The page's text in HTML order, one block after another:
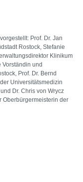
Prof. Dr. Jan
Rostock, Stefanie
Klinikum
Vorständin und
Prof. Dr. Bernd
Universitätsmedizin
Dr. Chris von Wrycz
Oberbürgermeisterin der